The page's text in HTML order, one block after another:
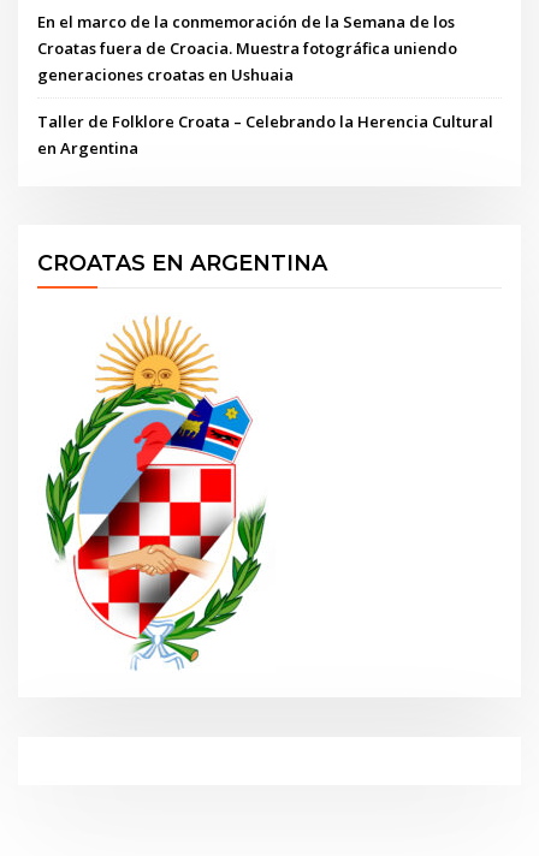
En el marco de la conmemoración de la Semana de los
Croatas fuera de Croacia. Muestra fotográfica uniendo
generaciones croatas en Ushuaia
Taller de Folklore Croata – Celebrando la Herencia Cultural
en Argentina
CROATAS EN ARGENTINA